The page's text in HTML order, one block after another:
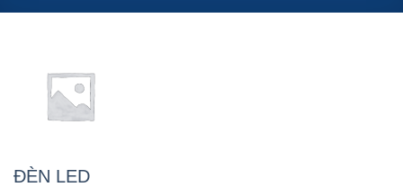
ĐÈN LED